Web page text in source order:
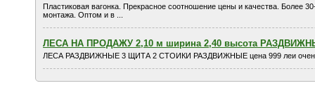
Пластиковая вагонка. Прекрасное соотношение цены и качества. Более
монтажа. Оптом и в ...
ЛЕСА НА ПРОДАЖУ 2,10 м ширина 2,40 высота
ЛЕСА РАЗДВИЖНЫЕ 3 ЩИТА 2 СТОИКИ РАЗДВИЖНЫЕ цена 999 леи